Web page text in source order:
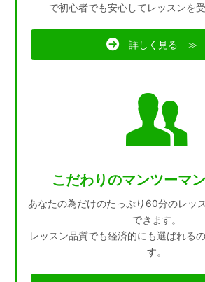
で初心者でも安心してレッスンを受
詳しく見る ≫
こだわりのマンツーマ
あなたの為だけのたっぷり60分のレッ
できます。
レッスン品質でも経済的にも選ばれる
す。